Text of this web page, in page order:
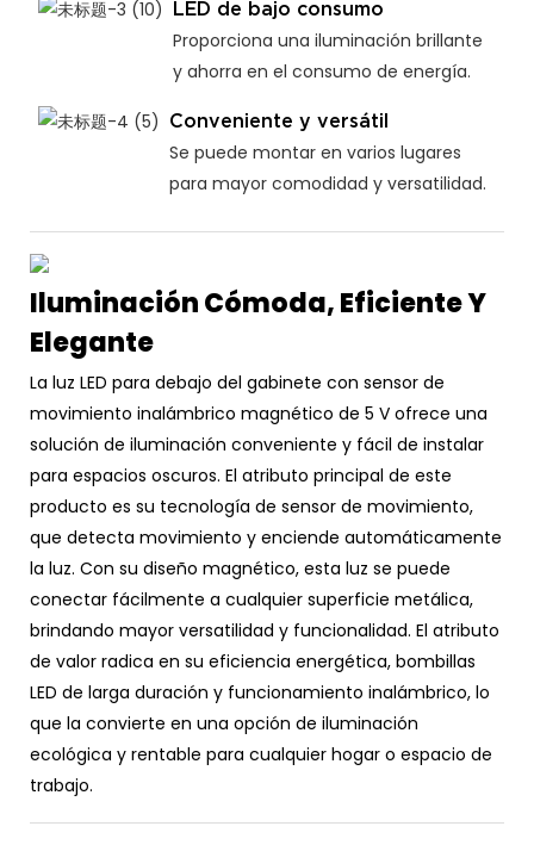
LED de bajo consumo
Proporciona una iluminación brillante
y ahorra en el consumo de energía.
Conveniente y versátil
Se puede montar en varios lugares
para mayor comodidad y versatilidad.
Iluminación Cómoda, Eficiente Y
Elegante
La luz LED para debajo del gabinete con sensor de
movimiento inalámbrico magnético de 5 V ofrece una
solución de iluminación conveniente y fácil de instalar
para espacios oscuros. El atributo principal de este
producto es su tecnología de sensor de movimiento,
que detecta movimiento y enciende automáticamente
la luz. Con su diseño magnético, esta luz se puede
conectar fácilmente a cualquier superficie metálica,
brindando mayor versatilidad y funcionalidad. El atributo
de valor radica en su eficiencia energética, bombillas
LED de larga duración y funcionamiento inalámbrico, lo
que la convierte en una opción de iluminación
ecológica y rentable para cualquier hogar o espacio de
trabajo.